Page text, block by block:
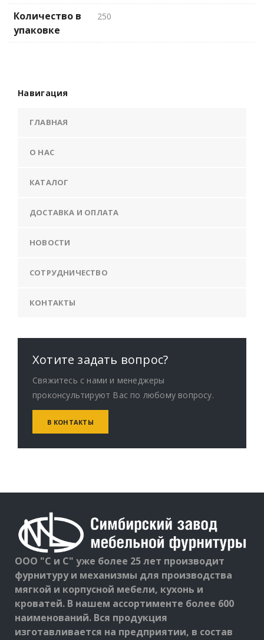
Количество в
упаковке
250
Навигация
ГЛАВНАЯ
О НАС
КАТАЛОГ
ДОСТАВКА И ОПЛАТА
НОВОСТИ
СОТРУДНИЧЕСТВО
КОНТАКТЫ
Хотите задать вопрос?
Свяжитесь с нами и менеджеры
проконсультируют Вас по любому вопросу.
В КОНТАКТЫ
ООО "С и С" уже более 25 лет производит
фурнитуру и механизмы для производства
мягкой и корпусной мебели, кухонь и
кроватей. В нашем ассортименте более 600
наименований. Вся продукция
изготавливается на предприятии, в состав